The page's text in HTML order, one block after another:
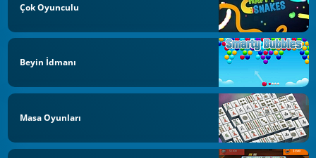
Çok Oyunculu
Beyin İdmanı
Masa Oyunları